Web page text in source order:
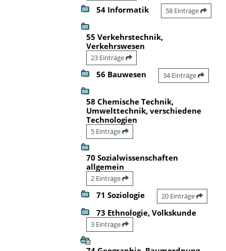
54 Informatik 58 Einträge
55 Verkehrstechnik,
Verkehrswesen
23 Einträge
56 Bauwesen 34 Einträge
58 Chemische Technik,
Umwelttechnik, verschiedene
Technologien
5 Einträge
70 Sozialwissenschaften
allgemein
2 Einträge
71 Soziologie 20 Einträge
73 Ethnologie, Volkskunde
3 Einträge